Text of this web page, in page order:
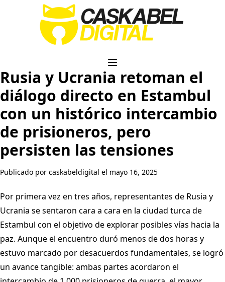
Rusia y Ucrania retoman el
diálogo directo en Estambul
con un histórico intercambio
de prisioneros, pero
persisten las tensiones
Publicado por caskabeldigital el mayo 16, 2025
Por primera vez en tres años, representantes de Rusia y
Ucrania se sentaron cara a cara en la ciudad turca de
Estambul con el objetivo de explorar posibles vías hacia la
paz. Aunque el encuentro duró menos de dos horas y
estuvo marcado por desacuerdos fundamentales, se logró
un avance tangible: ambas partes acordaron el